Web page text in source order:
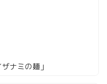
ナミの麺」